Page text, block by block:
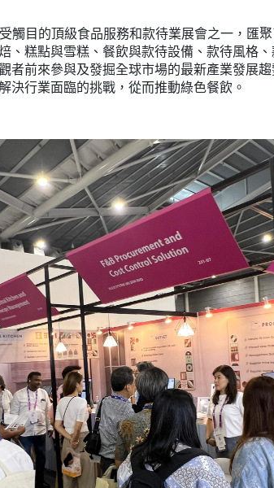
觸目的頂級食品服務和款待業展會之一，匯
、糕點與雪糕、餐飲與款待設備、款待風格
者前來參與及發掘全球市場的最新產業發展
決行業面臨的挑戰，從而推動綠色餐飲。